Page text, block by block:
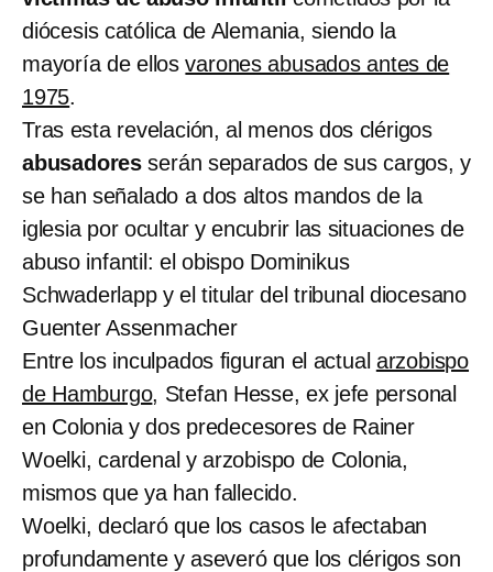
diócesis católica de Alemania, siendo la
mayoría de ellosvarones abusados antes de
1975.
Tras esta revelación, al menos dos clérigos
abusadores serán separados de sus cargos, y
se han señalado a dos altos mandos de la
iglesia por ocultar y encubrir las situaciones de
abuso infantil: el obispo Dominikus
Schwaderlapp y el titular del tribunal diocesano
Guenter Assenmacher
Entre los inculpados figuran el actual arzobispo
de Hamburgo, Stefan Hesse, ex jefe personal
en Colonia y dos predecesores de Rainer
Woelki, cardenal y arzobispo de Colonia,
mismos que ya han fallecido.
Woelki, declaró que los casos le afectaban
profundamente y aseveró que los clérigos son